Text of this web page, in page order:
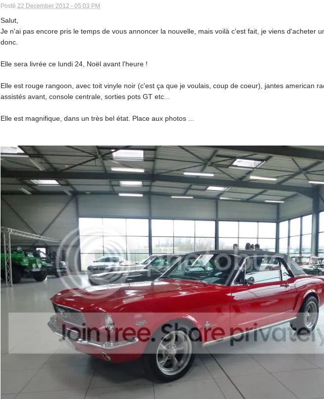
Posté22 December 2012 - 05:03 PM
Salut,
Je n'ai pas encore pris le temps de vous annoncer la nouvelle, mais voilà c'est fait, je viens d'acheter
donc.
Elle sera livrée ce lundi 24, Noël avant l'heure !
Elle est rouge rangoon, avec toit vinyle noir (c'est ça que je voulais, coup de coeur), jantes american
assistés avant, console centrale, sorties pots GT etc...
Elle est magnifique, dans un très bel état. Place aux photos ...